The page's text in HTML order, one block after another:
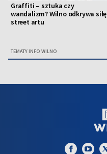
Graffiti – sztuka czy
wandalizm? Wilno odkrywa siłę
street artu
TEMATY INFO WILNO